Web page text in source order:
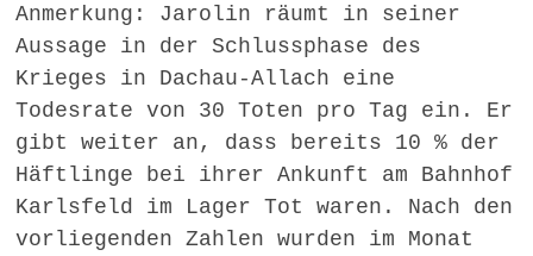
Anmerkung: Jarolin räumt in seiner
Aussage in der Schlussphase des
Krieges in Dachau-Allach eine
Todesrate von 30 Toten pro Tag ein. Er
gibt weiter an, dass bereits 10 % der
Häftlinge bei ihrer Ankunft am Bahnhof
Karlsfeld im Lager Tot waren. Nach den
vorliegenden Zahlen wurden im Monat